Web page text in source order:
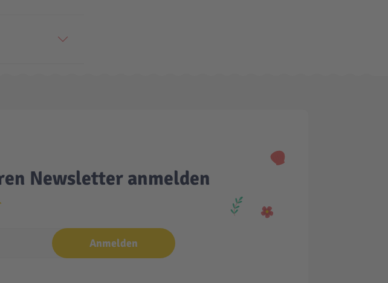
Newsletter anmelden
Anmelden